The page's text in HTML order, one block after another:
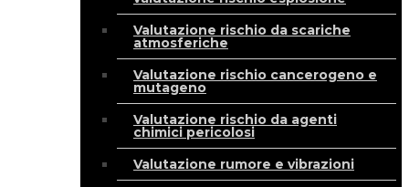
Valutazione rischio da scariche
atmosferiche
Valutazione rischio cancerogeno e
mutageno
Valutazione rischio da agenti
chimici pericolosi
Valutazione rumore e vibrazioni